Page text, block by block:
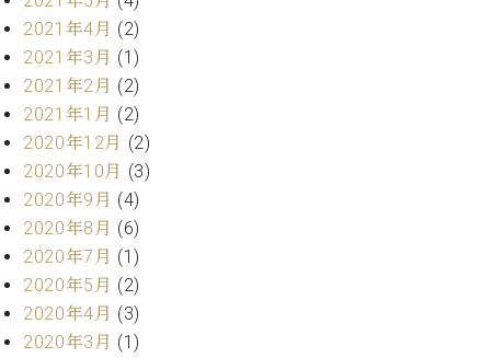
フ
タ
ー
サ
ー
ビ
(調
律)
調
律
師
2021年4月 (2)
2021年3月 (1)
2021年2月 (2)
2021年1月 (2)
2020年12月 (2)
2020年10月 (3)
2020年9月 (4)
2020年8月 (6)
2020年7月 (1)
2020年5月 (2)
2020年4月 (3)
2020年3月 (1)